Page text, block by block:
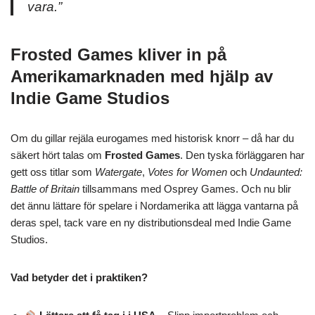
vara.”
Frosted Games kliver in på
Amerikamarknaden med hjälp av
Indie Game Studios
Om du gillar rejäla eurogames med historisk knorr – då har du
säkert hört talas om Frosted Games. Den tyska förläggaren har
gett oss titlar som Watergate, Votes for Women och Undaunted:
Battle of Britain tillsammans med Osprey Games. Och nu blir
det ännu lättare för spelare i Nordamerika att lägga vantarna på
deras spel, tack vare en ny distributionsdeal med Indie Game
Studios.
Vad betyder det i praktiken?